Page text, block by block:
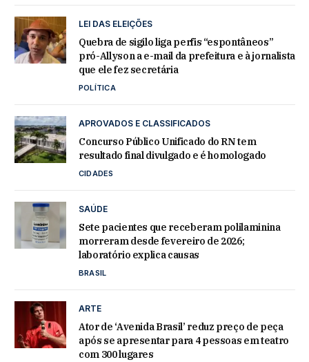
LEI DAS ELEIÇÕES
Quebra de sigilo liga perfis “espontâneos”
pró-Allyson a e-mail da prefeitura e à jornalista
que ele fez secretária
POLÍTICA
APROVADOS E CLASSIFICADOS
Concurso Público Unificado do RN tem
resultado final divulgado e é homologado
CIDADES
SAÚDE
Sete pacientes que receberam polilaminina
morreram desde fevereiro de 2026;
laboratório explica causas
BRASIL
ARTE
Ator de ‘Avenida Brasil’ reduz preço de peça
após se apresentar para 4 pessoas em teatro
com 300 lugares